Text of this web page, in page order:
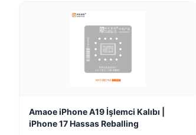
Amaoe iPhone A19 İşlemci Kalıbı |
iPhone 17 Hassas Reballing